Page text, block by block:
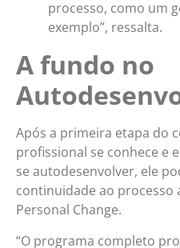
processo, como um
exemplo”, ressalta.
A fundo no
Após a primeira etapa do
profissional se conhece e
se autodesenvolver, ele
continuidade ao processo
Personal Change.
“O programa completo